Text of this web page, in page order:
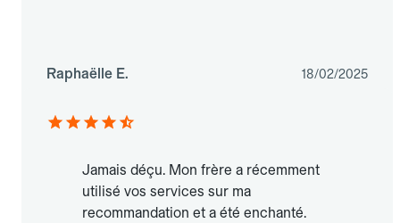
Raphaëlle E. 18/02/2025
Jamais déçu. Mon frère a récemment
utilisé vos services sur ma
recommandation et a été enchanté.